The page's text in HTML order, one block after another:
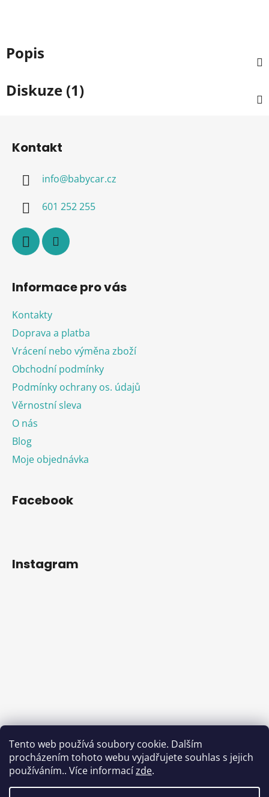
Tento web používá soubory cookie. Dalším
procházením tohoto webu vyjadřujete souhlas s jejich
používáním.. Více informacízde.
Popis
Diskuze (1)
Kontakt
info@babycar.cz
601 252 255
Informace pro vás
Kontakty
Doprava a platba
Vrácení nebo výměna zboží
Obchodní podmínky
Podmínky ochrany os. údajů
Věrnostní sleva
O nás
Blog
Moje objednávka
Facebook
Instagram